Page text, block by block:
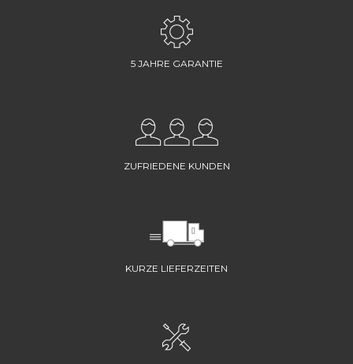
5 JAHRE GARANTIE
ZUFRIEDENE KUNDEN
KURZE LIEFERZEITEN